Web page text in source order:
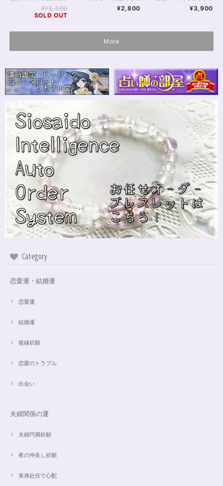
¥13,300
SOLD OUT
¥2,800 ¥3,900
More
Category
恋愛運・結婚運
恋愛運
結婚運
復縁祈願
恋愛のトラブル
出会い
夫婦関係の運
夫婦円満祈願
夜の仲良し祈願
単身赴任で心配